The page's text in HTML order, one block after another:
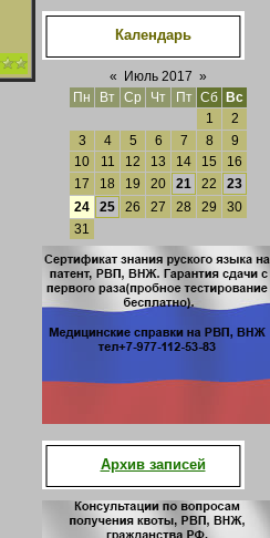
Календарь
« Июль 2017 »
Пн
Вт Ср Чт Пт Сб
Вс
1
2
3
4 5 6 7 8
9
10
11 12 13 14 15
16
17
18 19 20 21 22
23
24
25 26 27 28 29
30
31
Архив записей